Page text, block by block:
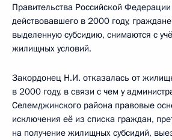
Правительства Российской
действовавшего в 2000 году,
выделенную субсидию, снимаются с
жилищных условий.
Закордонец Н.И. отказалась от
в 2000 году, в связи с чем у
Селемджинского района правовые
исключения её из списка граждан,
на получение жилищных субсидий,